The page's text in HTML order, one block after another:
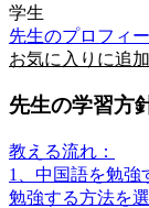
学生
先生のプロフィ
お気に入りに追加
先生の学習方
教える流れ：
1、中国語を勉強
勉強する方法を